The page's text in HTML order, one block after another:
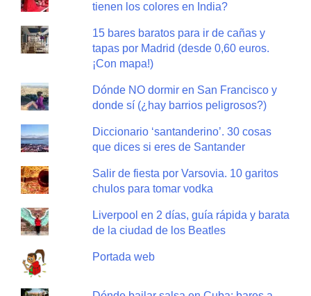
tienen los colores en India?
15 bares baratos para ir de cañas y
tapas por Madrid (desde 0,60 euros.
¡Con mapa!)
Dónde NO dormir en San Francisco y
donde sí (¿hay barrios peligrosos?)
Diccionario ‘santanderino’. 30 cosas
que dices si eres de Santander
Salir de fiesta por Varsovia. 10 garitos
chulos para tomar vodka
Liverpool en 2 días, guía rápida y barata
de la ciudad de los Beatles
Portada web